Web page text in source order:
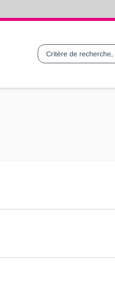
Recherche